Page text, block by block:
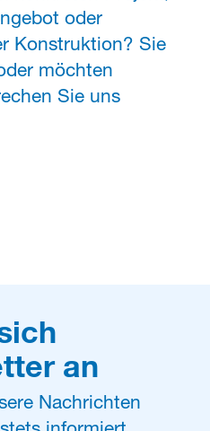
oder
Konstruktion? Sie
möchten
Sie uns
an
Nachrichten